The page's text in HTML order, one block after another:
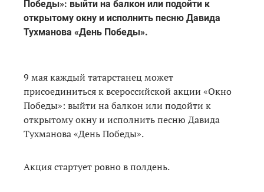
Победы»: выйти на балкон или подойти к
открытому окну и исполнить песню Давида
Тухманова «День Победы».
9 мая каждый татарстанец может
присоединиться к всероссийской акции «Окно
Победы»: выйти на балкон или подойти к
открытому окну и исполнить песню Давида
Тухманова «День Победы».
Акция стартует ровно в полдень.